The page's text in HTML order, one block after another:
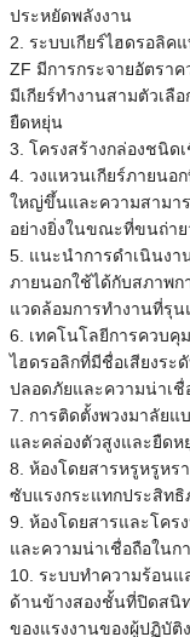
ประหยัดพลังงาน
2. ระบบเกียร์ไฮดรอลิค
ZF มีการกระจายอัตราค
มีเกียร์ทำงานสามตัวเลื
ยืดหยุ่น
3. โครงสร้างกล่องชนิด
4. วงแหวนเกียร์ภายน
ใหญ่ขึ้นและความสามา
อย่างยิ่งในขณะที่ขนถ่า
5. แนะนำการดำเนินงา
ภายนอกใช้ได้กับสภาพ
แวดล้อมการทำงานที่รุน
6. เทคโนโลยีการควบคุ
ไฮดรอลิกที่มีชื่อเสียงระ
ปลอดภัยและความน่าเชื่
7. การติดตั้งพวงมาลัยแ
และคล่องตัวสูงและยืดห
8. ห้องโดยสารหรูหรูห
ซับแรงกระแทกประสิทธิ
9. ห้องโดยสารและโคร
และความน่าเชื่อถือในก
10. ระบบทำความร้อน
ด้านข้างสองชั้นที่ปิดสนิท
ของแรงงานของผู้ปฏิบัติ